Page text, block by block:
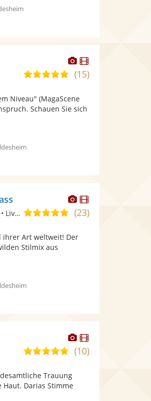
Dieser
Künstler
stellt
bereit.
Dieser
Künstler
5,0
5
Sternen
(15)
Niveau" (MagaScene
Schauen Sie sich
Dieser
Künstler
stellt
Dieser
Künstler
5,0
5
(23)
Ensemble/Musikgruppe, Bläser-Ensemble • Live-Musiker
ihrer Art weltweit! Der
Stilmix aus
Dieser
Künstler
stellt
Dieser
Künstler
5,0
5
Sternen
(10)
Trauung
Darias Stimme